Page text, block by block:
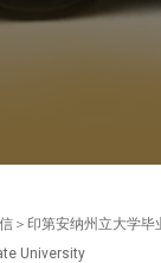
印第安纳州立大学
University